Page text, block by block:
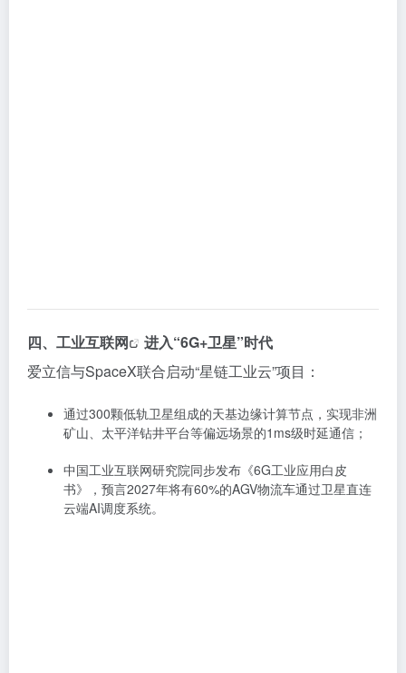
四、工业互联网
进入“6G+卫星”时代
爱立信与SpaceX联合启动“星链工业云”项目：
通过300颗低轨卫星组成的天基边缘计算节点，实现非洲
矿山、太平洋钻井平台等偏远场景的1ms级时延通信；
中国工业互联网研究院同步发布《6G工业应用白皮
书》，预言2027年将有60%的AGV物流车通过卫星直连
云端AI调度系统。